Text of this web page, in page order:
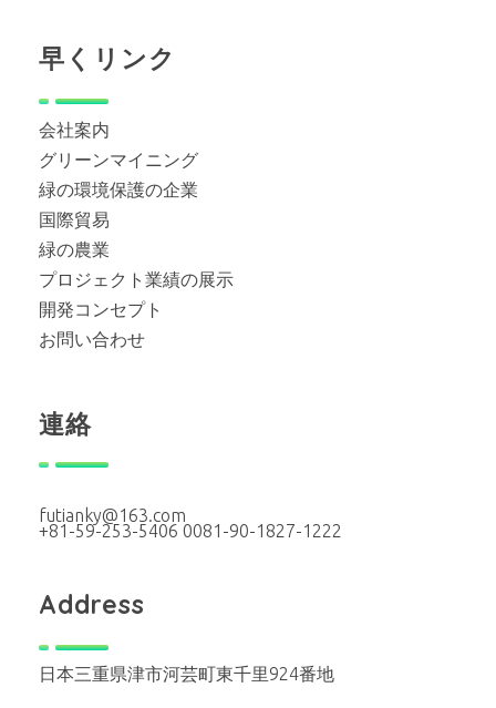
早くリンク
会社案内
グリーンマイニング
緑の環境保護の企業
国際貿易
緑の農業
プロジェクト業績の展示
開発コンセプト
お問い合わせ
連絡
futianky@163.com
+81-59-253-5406 0081-90-1827-1222
Address
日本三重県津市河芸町東千里924番地